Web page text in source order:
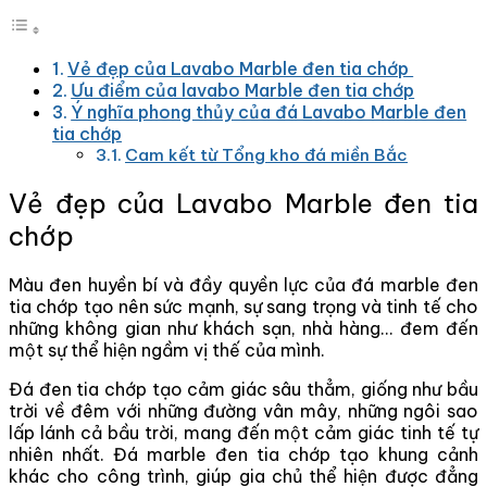
Vẻ đẹp của Lavabo Marble đen tia chớp
Ưu điểm của lavabo Marble đen tia chớp
Ý nghĩa phong thủy của đá Lavabo Marble đen
tia chớp
Cam kết từ Tổng kho đá miền Bắc
Vẻ đẹp của Lavabo Marble đen tia
chớp
Màu đen huyền bí và đầy quyền lực của đá marble đen
tia chớp tạo nên sức mạnh, sự sang trọng và tinh tế cho
những không gian như khách sạn, nhà hàng… đem đến
một sự thể hiện ngầm vị thế của mình.
Đá đen tia chớp tạo cảm giác sâu thẳm, giống như bầu
trời về đêm với những đường vân mây, những ngôi sao
lấp lánh cả bầu trời, mang đến một cảm giác tinh tế tự
nhiên nhất. Đá marble đen tia chớp tạo khung cảnh
khác cho công trình, giúp gia chủ thể hiện được đẳng